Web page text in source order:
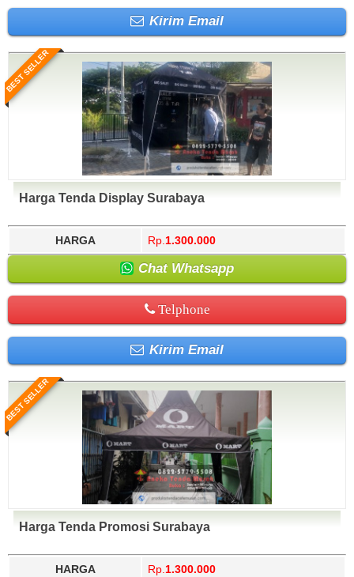
Kirim Email
BEST SELLER
Harga Tenda Display Surabaya
HARGA Rp. 1.300.000
Chat Whatsapp
Telphone
Kirim Email
BEST SELLER
Harga Tenda Promosi Surabaya
HARGA Rp. 1.300.000